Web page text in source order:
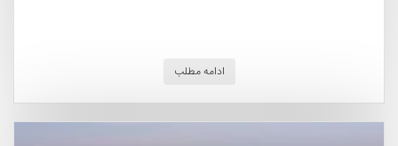
ادامه مطلب